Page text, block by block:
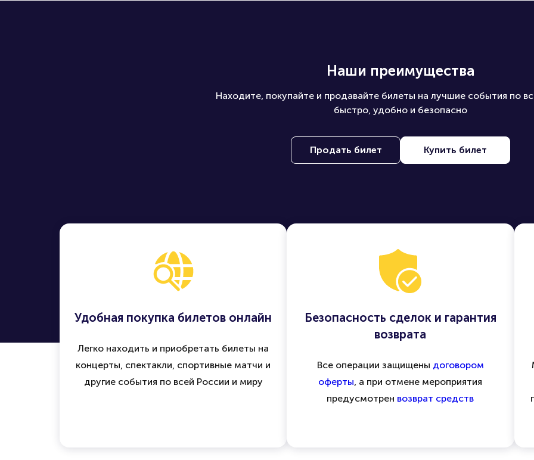
Наши преимущества
Находите, покупайте и продавайте билеты на лучшие события по
быстро, удобно и безопасно
Продать билет Купить билет
Удобная покупка билетов онлайн
Легко находить и приобретать билеты на
концерты, спектакли, спортивные матчи и
другие события по всей России и миру
Безопасность сделок и гарантия
возврата
Все операции защищены договором
оферты, а при отмене мероприятия
предусмотрен возврат средств